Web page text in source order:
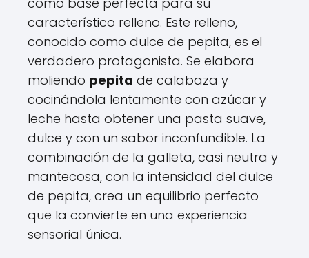
característico relleno. Este relleno,
conocido como dulce de pepita, es el
verdadero protagonista. Se elabora
moliendo pepita de calabaza y
cocinándola lentamente con azúcar y
leche hasta obtener una pasta suave,
dulce y con un sabor inconfundible. La
combinación de la galleta, casi neutra y
mantecosa, con la intensidad del dulce
de pepita, crea un equilibrio perfecto
que la convierte en una experiencia
sensorial única.